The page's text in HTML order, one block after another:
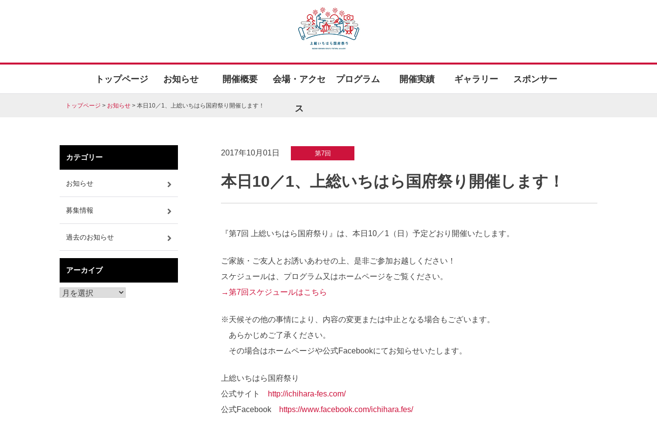
トップページ お知らせ 開催概要 会場・アクセ
ス
プログラム 開催実績 ギャラリー スポンサー
トップページ > お知らせ >本日10／1、上総いちはら国府祭り開催します！
2017年10月01日 第7回
本日10／1、上総いちはら国府祭り開催します！
『第7回 上総いちはら国府祭り』は、本日10／1（日）予定どおり開催いたします。
ご家族・ご友人とお誘いあわせの上、是非ご参加お越しください！
スケジュールは、プログラム又はホームページをご覧ください。
→第7回スケジュールはこちら
※天候その他の事情により、内容の変更または中止となる場合もございます。
あらかじめご了承ください。
その場合はホームページや公式Facebookにてお知らせいたします。
上総いちはら国府祭り
公式サイト
http://ichihara-fes.com/
公式Facebook
https://www.facebook.com/ichihara.fes/
カテゴリー
お知らせ
募集情報
過去のお知らせ
アーカイブ